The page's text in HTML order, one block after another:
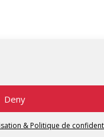
Deny
& Politique de
© 2026 Tunisian
by OpenFab Tunisia